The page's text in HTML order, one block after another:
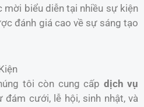
mời biểu diễn tại nhiều sự kiện
đánh giá cao về sự sáng tạo
tôi còn cung cấp dịch vụ
đám cưới, lễ hội, sinh nhật, và